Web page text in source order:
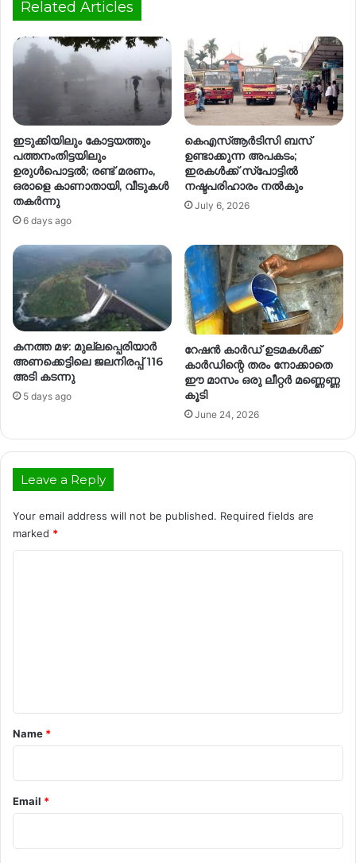
Related Articles
ഇടുക്കിയിലും കോട്ടയത്തും
പത്തനംതിട്ടയിലും
ഉരുൾപൊട്ടൽ; രണ്ട് മരണം,
ഒരാളെ കാണാതായി, വീടുകൾ
തകർന്നു
6 days ago
കെഎസ്ആര്‍ടിസി ബസ്
ഉണ്ടാക്കുന്ന അപകടം;
ഇരകള്‍ക്ക് സ്പോട്ടില്‍
നഷ്ടപരിഹാരം നൽകും
July 6, 2026
ക​ന​ത്ത മ​ഴ​: മു​ല്ല​പ്പെ​രി​യാ​ർ
അ​ണ​ക്കെ​ട്ടി​ലെ ജ​ല​നി​ര​പ്പ് 116
അ​ടി​ കടന്നു
5 days ago
റേഷൻ കാർഡ് ഉടമകൾക്ക്
കാർഡിന്റെ തരം നോക്കാതെ
ഈ മാസം ഒരു ലീറ്റർ മണ്ണെണ്ണ
കൂടി
June 24, 2026
Leave a Reply
Your email address will not be published. Required fields are
marked *
*
Name *
Email *